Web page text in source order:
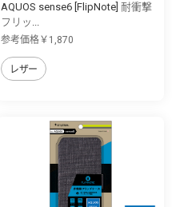
AQUOS sense6 [FlipNote] 耐衝撃
フリッ...
参考価格￥1,870
レザー